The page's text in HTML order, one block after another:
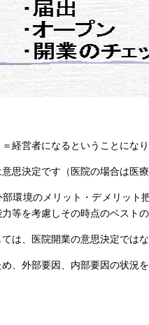
経営者になるということになり
思決定です（医院の場合は医
環境のメリット・デメリット
等を考慮しその時点のベスト
は、医院開業の意思決定ではな
、外部要因、内部要因の状況